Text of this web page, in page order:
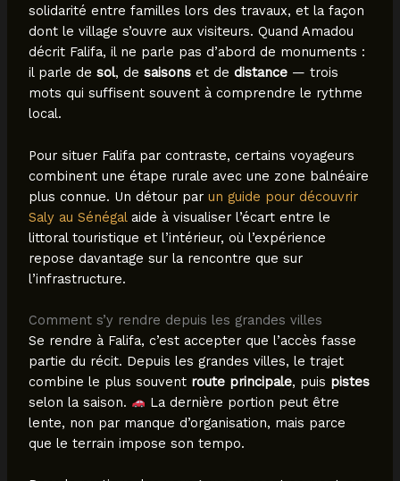
solidarité entre familles lors des travaux, et la façon
dont le village s’ouvre aux visiteurs. Quand Amadou
décrit Falifa, il ne parle pas d’abord de monuments :
il parle de sol, de saisonset de distance— trois
mots qui suffisent souvent à comprendre le rythme
local.
Pour situer Falifa par contraste, certains voyageurs
combinent une étape rurale avec une zone balnéaire
plus connue. Un détour par un guide pour découvrir
Saly au Sénégalaide à visualiser l’écart entre le
littoral touristique et l’intérieur, où l’expérience
repose davantage sur la rencontre que sur
l’infrastructure.
Comment s’y rendre depuis les grandes villes
Se rendre à Falifa, c’est accepter que l’accès fasse
partie du récit. Depuis les grandes villes, le trajet
combine le plus souvent route principale, puis pistes
selon la saison.
La dernière portion peut être
lente, non par manque d’organisation, mais parce
que le terrain impose son tempo.